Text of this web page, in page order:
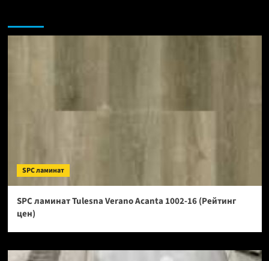
SPC ламинат
SPC ламинат Tulesna Verano Acanta 1002-16 (Рейтинг
цен)